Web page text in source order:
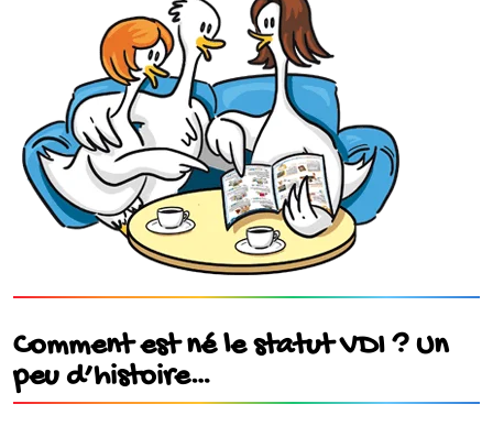
Comment est né le statut VDI ? Un
peu d’histoire…